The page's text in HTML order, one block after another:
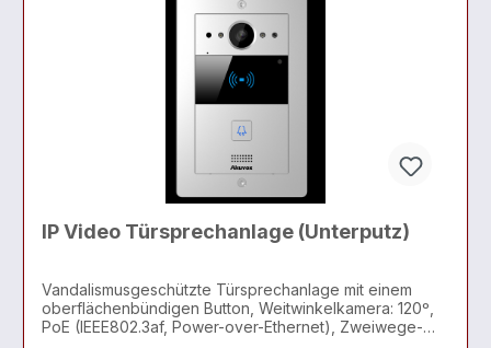
IP Video Türsprechanlage (Unterputz)
Vandalismusgeschützte Türsprechanlage mit einem
oberflächenbündigen Button, Weitwinkelkamera: 120º,
PoE (IEEE802.3af, Power-over-Ethernet), Zweiwege-